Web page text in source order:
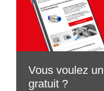
Vous voulez
gratuit ?